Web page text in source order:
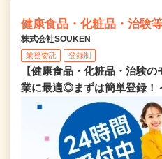
健康食品・化粧品・治験
株式会社SOUKEN
業務委託 登録制
【健康食品・化粧品・治験
業に最適◎まずは簡単登録！